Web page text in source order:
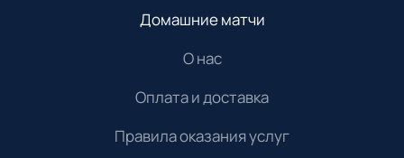
Домашние матчи
О нас
Оплата и доставка
Правила оказания услуг